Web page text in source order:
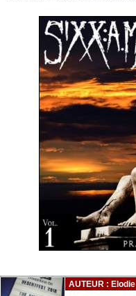
AUTEUR : Elodie